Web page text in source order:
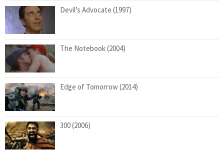
Devil’s Advocate (1997)
The Notebook (2004)
Edge of Tomorrow (2014)
300 (2006)